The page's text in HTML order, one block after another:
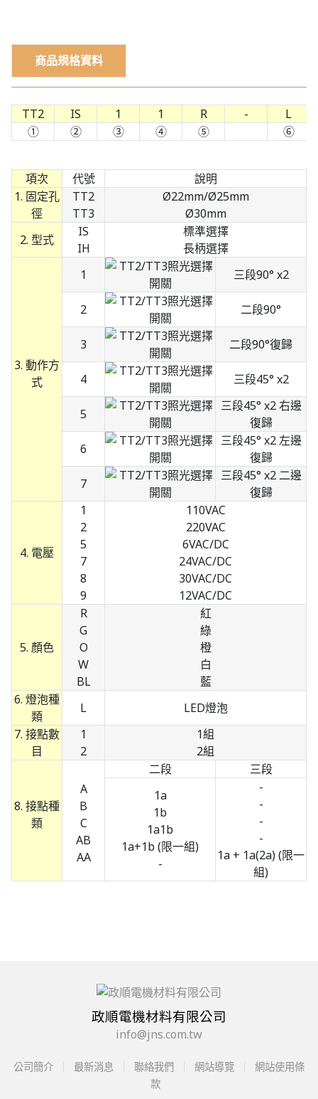
商品規格資料
TT2 IS 1 1 R -
L
①
② ③ ④ ⑤ ⑥
項次 代號
說明
1. 固定孔
徑
TT2
TT3
Ø22mm/Ø25mm
Ø30mm
2. 型式
IS
IH
標準選擇
長柄選擇
3. 動作方
式
1 三段90° x2
2 二段90°
3 二段90°復歸
4 三段45° x2
5
三段45° x2 右邊
復歸
6
三段45° x2 左邊
復歸
7
三段45° x2 二邊
復歸
4. 電壓
1
2
5
7
8
9
110VAC
220VAC
6VAC/DC
24VAC/DC
30VAC/DC
12VAC/DC
5. 顏色
R
G
O
W
BL
紅
綠
橙
白
藍
6. 燈泡種
類
L
LED燈泡
7. 接點數
目
1
2
1組
2組
8. 接點種
類
A
B
C
AB
AA
二段
三段
1a
1b
1a1b
1a+1b (限一組)
-
-
-
-
-
1a + 1a(2a) (限一
組)
政順電機材料有限公司
info@jns.com.tw
公司簡介 最新消息 聯絡我們 網站導覽
網站使用條
款